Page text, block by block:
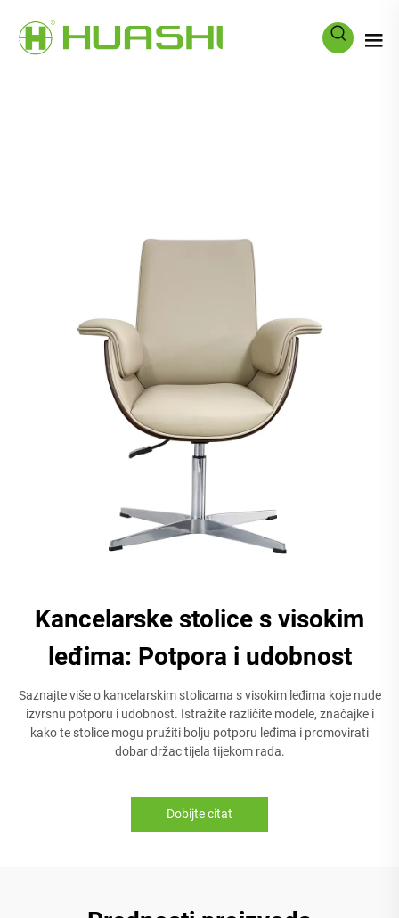
Kancelarske stolice s visokim
leđima: Potpora i udobnost
Saznajte više o kancelarskim stolicama s visokim leđima koje nude
izvrsnu potporu i udobnost. Istražite različite modele, značajke i
kako te stolice mogu pružiti bolju potporu leđima i promovirati
dobar držac tijela tijekom rada.
Dobijte citat